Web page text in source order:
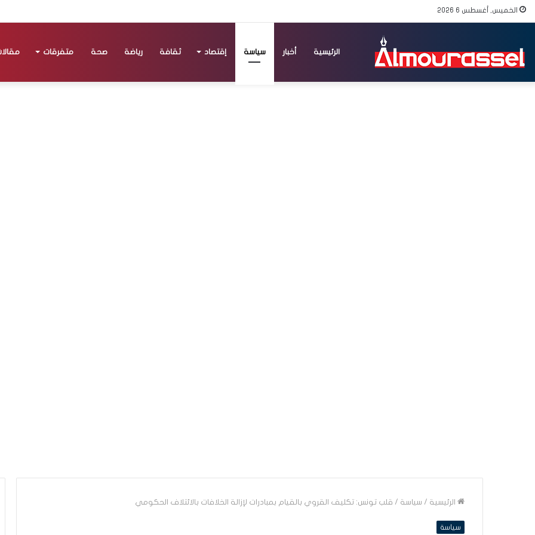
الخميس, أغسطس 6 2026
الرئيسية أخبار سياسة إقتصاد ثقافة رياضة صحة متفرقات
الرئيسية / سياسة / قلب تونس: تكليف القروي بالقيام بمبادرات لإزالة الخلافات بالائتلاف الحكومي
سياسة